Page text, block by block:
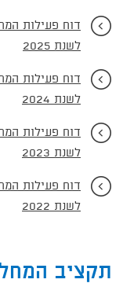
דוח פעילות
לשנת 2025
דוח פעילות
לשנת 2024
דוח פעילות
לשנת 2023
דוח פעילות
לשנת 2022
תקציב